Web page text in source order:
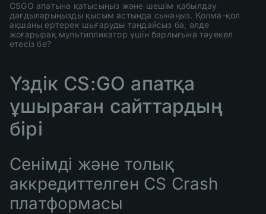
CSGO апатына қатысыңыз және шешім қабылдау
дағдыларыңызды қысым астында сынаңыз. Қолма-қол
ақшаны ертерек шығаруды таңдайсыз ба, әлде
жоғарырақ мультипликатор үшін барлығына тәуекел
етесіз бе?
Үздік CS:GO апатқа
ұшыраған сайттардың
бірі
Сенімді және толық
аккредиттелген CS Crash
платформасы